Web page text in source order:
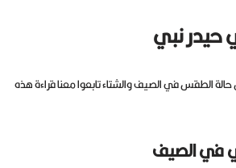
حيدر نبي
الطقس في الصيف والشتاء تابعوا معنا قراءة هذه
في الصيف